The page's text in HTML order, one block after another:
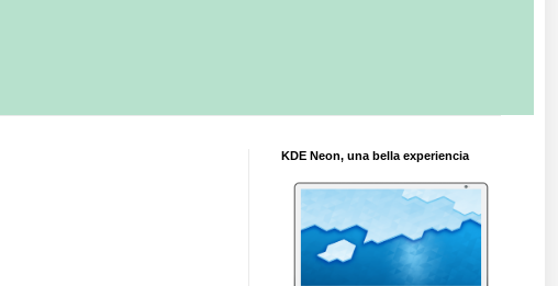
KDE Neon, una bella experiencia